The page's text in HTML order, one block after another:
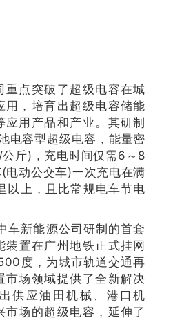
重点突破了超级电容在城
用，培育出超级电容储能
应用产品和产业。其研制
电容型超级电容，能量密
斤)，充电时间仅需6～8
电动公交车)一次充电在满
以上，且比常规电车节电
车新能源公司研制的首套
装置在广州地铁正式挂网
度，为城市轨道交通再
市场领域提供了全新解决
供应油田机械、港口机
市场的超级电容，延伸了